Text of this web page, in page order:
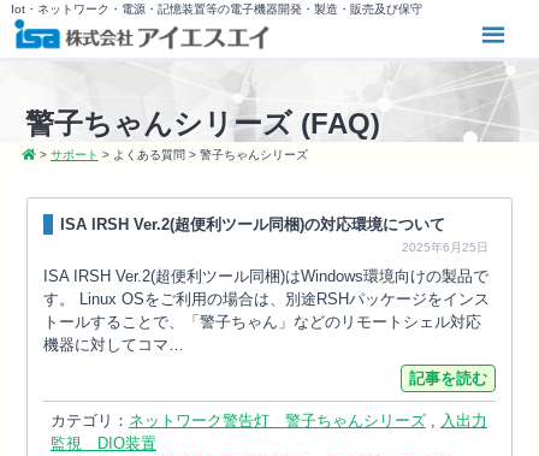
Iot・ネットワーク・電源・記憶装置等の電子機器開発・製造・販売及び保守
警子ちゃんシリーズ (FAQ)
> サポート > よくある質問 > 警子ちゃんシリーズ
ISA IRSH Ver.2(超便利ツール同梱)の対応環境について
2025年6月25日
ISA IRSH Ver.2(超便利ツール同梱)はWindows環境向けの製品で
す。 Linux OSをご利用の場合は、別途RSHパッケージをインス
トールすることで、「警子ちゃん」などのリモートシェル対応
機器に対してコマ…
記事を読む
カテゴリ： ネットワーク警告灯 警子ちゃんシリーズ, 入出力
監視 DIO装置